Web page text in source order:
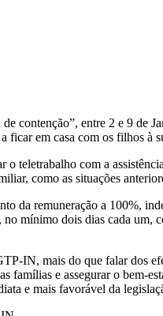
contenção”, entre 2 e 9 de
ficar em casa com os filhos à
teletrabalho com a
como as situações
da remuneração a 100%,
mínimo dois dias cada um,
IN, mais do que falar dos
famílias e assegurar o bem-
e mais favorável da